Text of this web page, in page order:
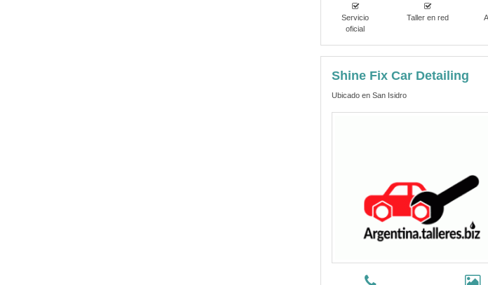
Servicio
oficial
Taller en red
Shine Fix Car Detailing
Ubicado en San Isidro